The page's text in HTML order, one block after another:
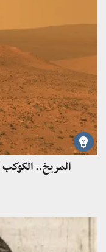
المريخ..